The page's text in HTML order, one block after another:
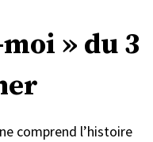
» du 3
comprend l’histoire